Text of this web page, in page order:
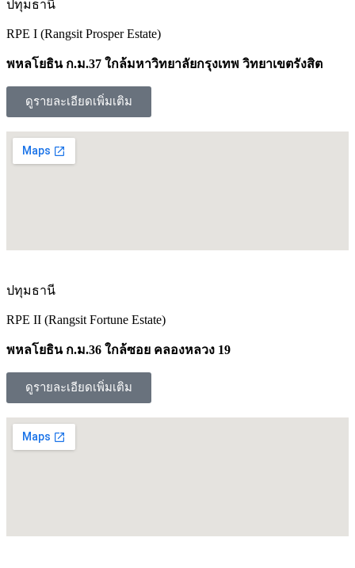
ปทุมธานี
RPE I (Rangsit Prosper Estate)
พหลโยธิน ก.ม.37 ใกล้มหาวิทยาลัยกรุงเทพ วิทยาเขตรังสิต
ดูรายละเอียดเพิ่มเติม
ปทุมธานี
RPE II (Rangsit Fortune Estate)
พหลโยธิน ก.ม.36 ใกล้ซอย คลองหลวง 19
ดูรายละเอียดเพิ่มเติม